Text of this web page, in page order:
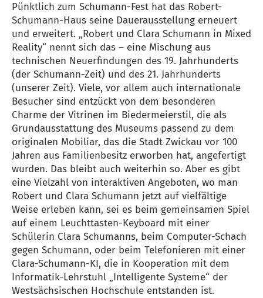
Pünktlich zum Schumann-Fest hat das Robert-
Schumann-Haus seine Dauerausstellung erneuert
und erweitert. „Robert und Clara Schumann in Mixed
Reality“ nennt sich das – eine Mischung aus
technischen Neuerfindungen des 19. Jahrhunderts
(der Schumann-Zeit) und des 21. Jahrhunderts
(unserer Zeit). Viele, vor allem auch internationale
Besucher sind entzückt von dem besonderen
Charme der Vitrinen im Biedermeierstil, die als
Grundausstattung des Museums passend zu dem
originalen Mobiliar, das die Stadt Zwickau vor 100
Jahren aus Familienbesitz erworben hat, angefertigt
wurden. Das bleibt auch weiterhin so. Aber es gibt
eine Vielzahl von interaktiven Angeboten, wo man
Robert und Clara Schumann jetzt auf vielfältige
Weise erleben kann, sei es beim gemeinsamen Spiel
auf einem Leuchttasten-Keyboard mit einer
Schülerin Clara Schumanns, beim Computer-Schach
gegen Schumann, oder beim Telefonieren mit einer
Clara-Schumann-KI, die in Kooperation mit dem
Informatik-Lehrstuhl „Intelligente Systeme“ der
Westsächsischen Hochschule entstanden ist.